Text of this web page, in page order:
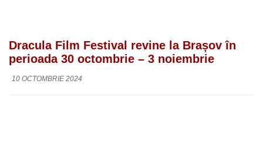
Dracula Film Festival revine la Brașov în
perioada 30 octombrie – 3 noiembrie
10 OCTOMBRIE 2024